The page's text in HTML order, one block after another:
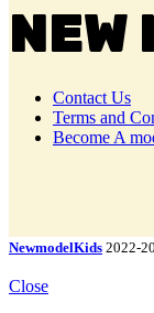
NEW
Contact Us
Terms and
Become A
NewmodelKids 2022-
Close